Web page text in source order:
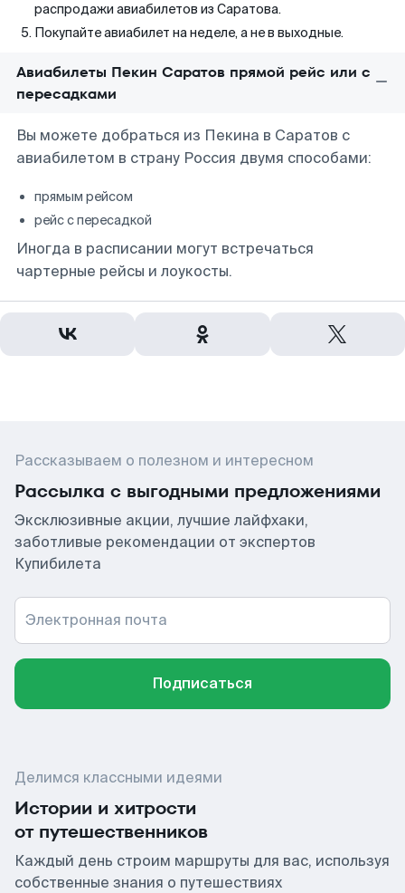
распродажи авиабилетов из Саратова.
Покупайте авиабилет на неделе, а не в выходные.
Авиабилеты Пекин Саратов прямой рейс или с
пересадками
Вы можете добраться из Пекина в Саратов с
авиабилетом в страну Россия двумя способами:
прямым рейсом
рейс с пересадкой
Иногда в расписании могут встречаться
чартерные рейсы и лоукосты.
Рассказываем о полезном и интересном
Рассылка с выгодными предложениями
Эксклюзивные акции, лучшие лайфхаки,
заботливые рекомендации от экспертов
Купибилета
Электронная почта
Подписаться
Делимся классными идеями
Истории и хитрости
от путешественников
Каждый день строим маршруты для вас, используя
собственные знания о путешествиях